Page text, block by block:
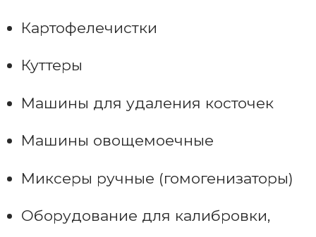
Картофелечистки
Куттеры
Машины для удаления косточек
Машины овощемоечные
Миксеры ручные (гомогенизаторы)
Оборудование для калибровки,